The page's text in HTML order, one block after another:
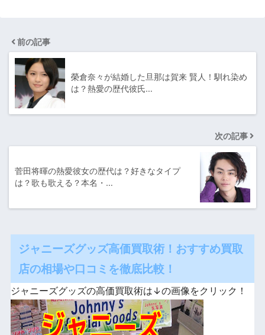
前の記事
榮倉奈々が結婚した旦那は賀来 賢人！馴れ染め
は？熱愛の歴代彼氏…
次の記事
菅田将暉の熱愛彼女の歴代は？好きなタイプ
は？歌も歌える？本名・…
ジャニーズグッズ高価買取術！おすすめ買取
店の相場や口コミを徹底比較！
ジャニーズグッズの高価買取術は↓の画像をクリック！